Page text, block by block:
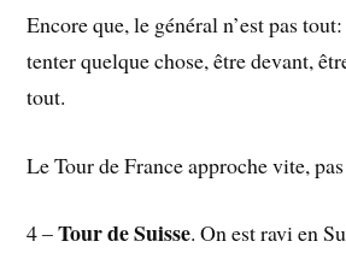
Encore que, le général n’est pas
tenter quelque chose, être devant,
tout.
Le Tour de France approche vite,
4 –Tour de Suisse. On est ravi en